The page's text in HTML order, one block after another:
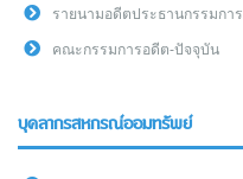
รายนามอดีตประธานกรรมการ
คณะกรรมการอดีต-ปัจจุบัน
บุคลากรสหกรณ์ออมทรัพย์